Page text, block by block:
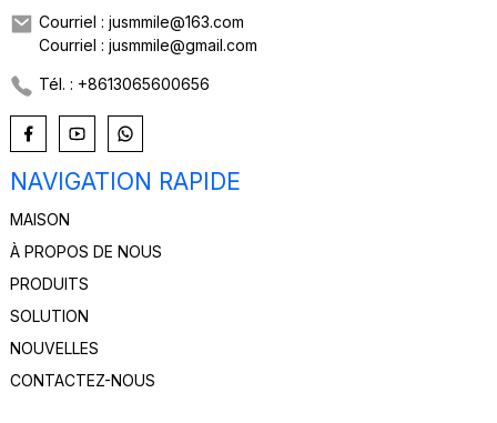
Courriel : jusmmile@163.com
Courriel : jusmmile@gmail.com
Tél. : +8613065600656
NAVIGATION RAPIDE
MAISON
À PROPOS DE NOUS
PRODUITS
SOLUTION
NOUVELLES
CONTACTEZ-NOUS